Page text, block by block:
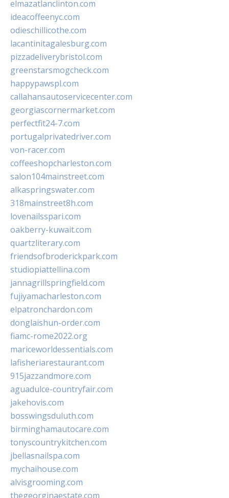
elmazatlanclinton.com
ideacoffeenyc.com
odieschillicothe.com
lacantinitagalesburg.com
pizzadeliverybristol.com
greenstarsmogcheck.com
happypawspl.com
callahansautoservicecenter.com
georgiascornermarket.com
perfectfit24-7.com
portugalprivatedriver.com
von-racer.com
coffeeshopcharleston.com
salon104mainstreet.com
alkaspringswater.com
318mainstreet8h.com
lovenailsspari.com
oakberry-kuwait.com
quartzliterary.com
friendsofbroderickpark.com
studiopiattellina.com
jannagrillspringfield.com
fujiyamacharleston.com
elpatronchardon.com
donglaishun-order.com
fiamc-rome2022.org
mariceworldessentials.com
lafisheriarestaurant.com
915jazzandmore.com
aguadulce-countryfair.com
jakehovis.com
bosswingsduluth.com
birminghamautocare.com
tonyscountrykitchen.com
jbellasnailspa.com
mychaihouse.com
alvisgrooming.com
thegeorginaestate.com